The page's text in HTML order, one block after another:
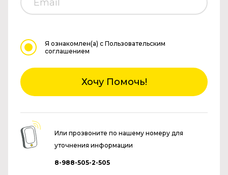
Я ознакомлен(а) с Пользовательским
соглашением
Хочу Помочь!
Или прозвоните по нашему номеру для
уточнения информации
8-988-505-2-505